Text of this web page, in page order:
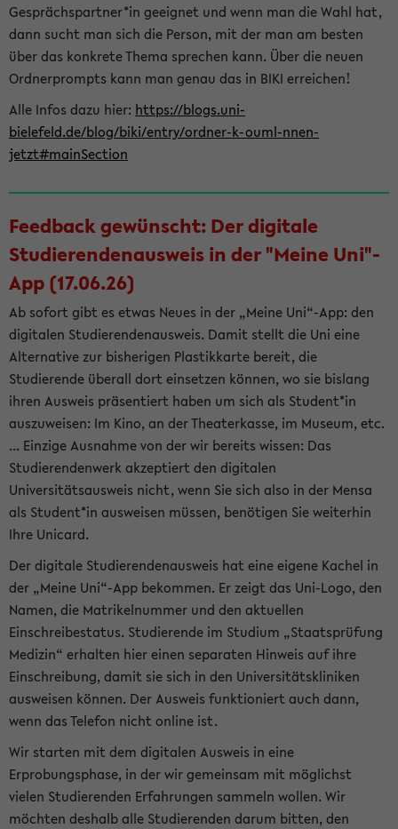
Gesprächspartner*in geeignet und wenn man die Wahl hat,
dann sucht man sich die Person, mit der man am besten
über das konkrete Thema sprechen kann. Über die neuen
Ordnerprompts kann man genau das in BIKI erreichen!
Alle Infos dazu hier: https://blogs.uni-
bielefeld.de/blog/biki/entry/ordner-k-ouml-nnen-
jetzt#mainSection
Feedback gewünscht: Der digitale
Studierendenausweis in der "Meine Uni"-
App (17.06.26)
Ab sofort gibt es etwas Neues in der „Meine Uni“-App: den
digitalen Studierendenausweis. Damit stellt die Uni eine
Alternative zur bisherigen Plastikkarte bereit, die
Studierende überall dort einsetzen können, wo sie bislang
ihren Ausweis präsentiert haben um sich als Student*in
auszuweisen: Im Kino, an der Theaterkasse, im Museum, etc.
... Einzige Ausnahme von der wir bereits wissen: Das
Studierendenwerk akzeptiert den digitalen
Universitätsausweis nicht, wenn Sie sich also in der Mensa
als Student*in ausweisen müssen, benötigen Sie weiterhin
Ihre Unicard.
Der digitale Studierendenausweis hat eine eigene Kachel in
der „Meine Uni“-App bekommen. Er zeigt das Uni-Logo, den
Namen, die Matrikelnummer und den aktuellen
Einschreibestatus. Studierende im Studium „Staatsprüfung
Medizin“ erhalten hier einen separaten Hinweis auf ihre
Einschreibung, damit sie sich in den Universitätskliniken
ausweisen können. Der Ausweis funktioniert auch dann,
wenn das Telefon nicht online ist.
Wir starten mit dem digitalen Ausweis in eine
Erprobungsphase, in der wir gemeinsam mit möglichst
vielen Studierenden Erfahrungen sammeln wollen. Wir
möchten deshalb alle Studierenden darum bitten, den